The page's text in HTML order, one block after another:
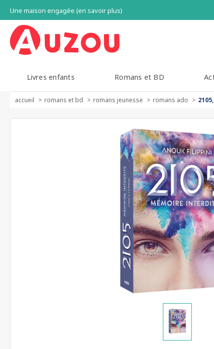
Une maison engagée (en savoir plus)
Livres enfants Romans et BD
accueil romans et bd romans jeunesse romans ado